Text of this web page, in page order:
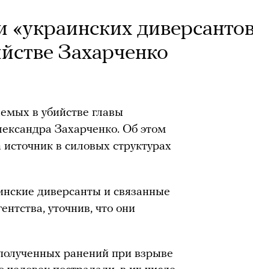
Захарченко
в убийстве главы
Захарченко. Об этом
в силовых структурах
диверсанты и связанные
уточнив, что они
ранений при взрыве